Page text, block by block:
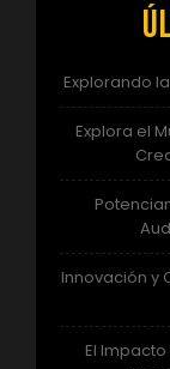
Explorando
Explora el
Innovación y
El